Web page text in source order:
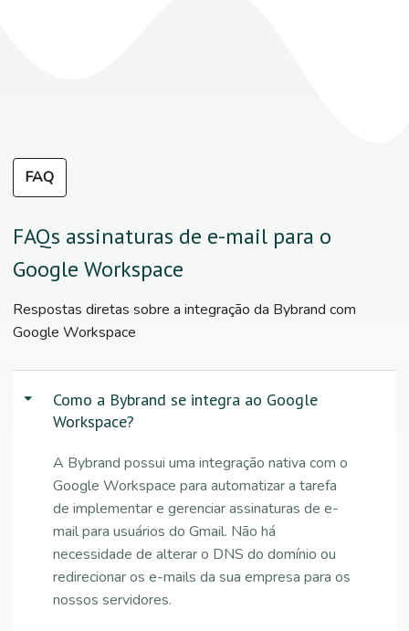
FAQ
FAQs assinaturas de e-mail para o
Google Workspace
Respostas diretas sobre a integração da Bybrand com
Google Workspace
Como a Bybrand se integra ao Google
Workspace?
A Bybrand possui uma integração nativa com o
Google Workspace para automatizar a tarefa
de implementar e gerenciar assinaturas de e-
mail para usuários do Gmail. Não há
necessidade de alterar o DNS do domínio ou
redirecionar os e-mails da sua empresa para os
nossos servidores.